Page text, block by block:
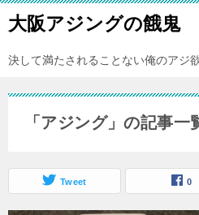
大阪アジングの餓鬼
決して満たされることない俺のアジ
「アジング」の記事一
Tweet 0